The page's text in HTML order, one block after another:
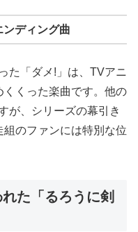
ディング曲
た「ダメ!」は、TVアニ
くくった楽曲です。他の
が、シリーズの幕引き
のファンには特別な位
た「るろうに剣